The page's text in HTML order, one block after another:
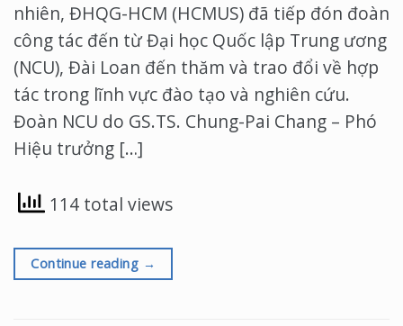
nhiên, ĐHQG-HCM (HCMUS) đã tiếp đón đoàn
công tác đến từ Đại học Quốc lập Trung ương
(NCU), Đài Loan đến thăm và trao đổi về hợp
tác trong lĩnh vực đào tạo và nghiên cứu.
Đoàn NCU do GS.TS. Chung-Pai Chang – Phó
Hiệu trưởng […]
114 total views
Continue reading →